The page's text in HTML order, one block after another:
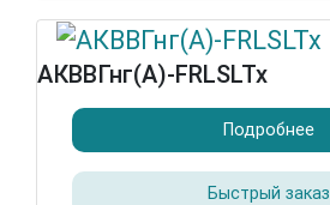
АКВВГнг(А)-FRLSLTx
Подробнее
Быстрый заказ